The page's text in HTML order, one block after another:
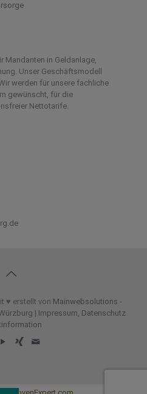
Mandanten in Geldanlage,
Unser Geschäftsmodell
werden für unsere fachliche
gewünscht, für die
Nettotarife.
♥ erstellt von Mainwebsolutions -
| Impressum, Datenschutz